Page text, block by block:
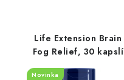
Life Extension Brain
Fog Relief, 30 kapslí
Novinka